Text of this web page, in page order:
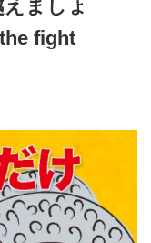
ましょ
fight